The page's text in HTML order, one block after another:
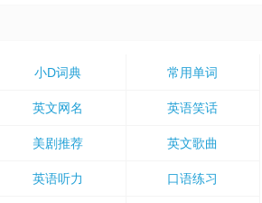
小D词典 常用单词
英文网名 英语笑话
美剧推荐 英文歌曲
英语听力 口语练习